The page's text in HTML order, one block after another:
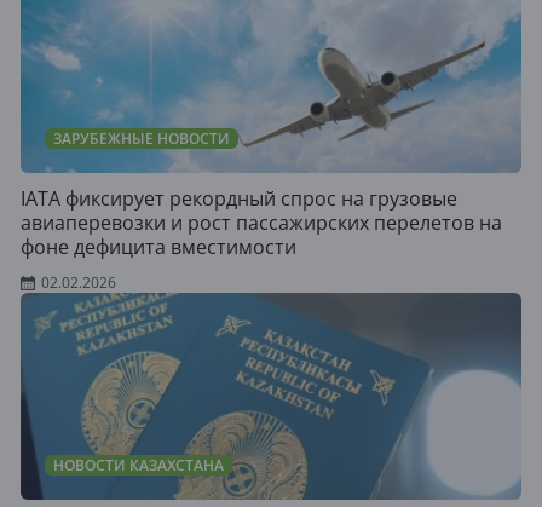
ЗАРУБЕЖНЫЕ НОВОСТИ
IATA фиксирует рекордный спрос на грузовые
авиаперевозки и рост пассажирских перелетов на
фоне дефицита вместимости
02.02.2026
НОВОСТИ КАЗАХСТАНА